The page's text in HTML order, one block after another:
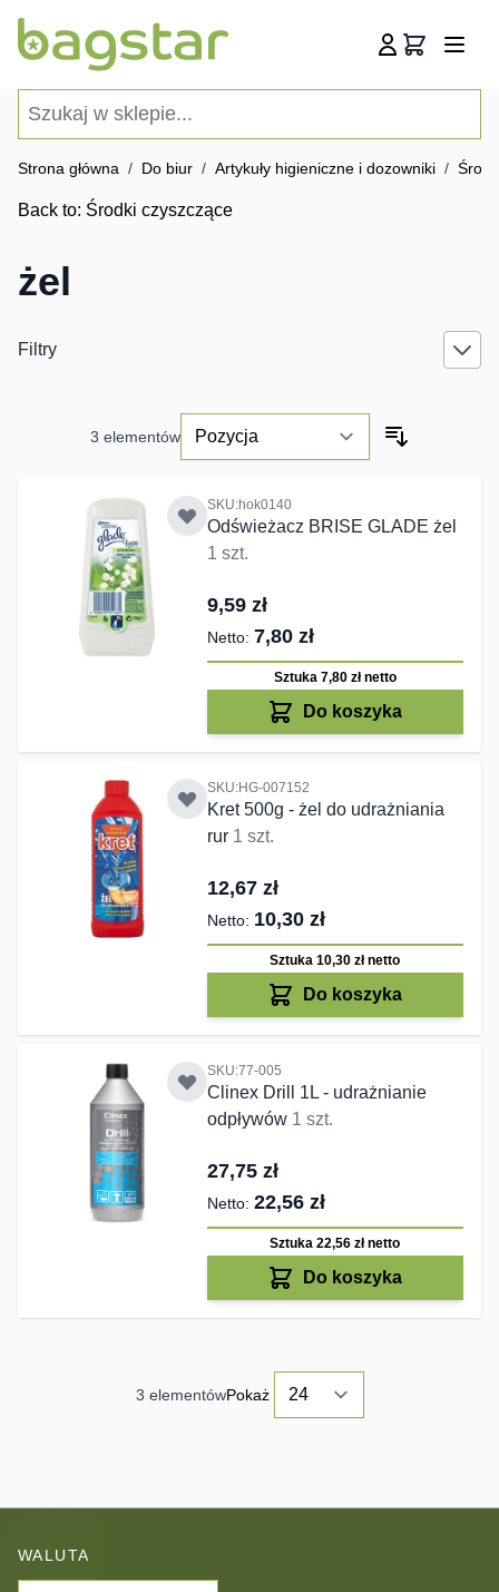
Koszyk
Strona główna / Do biur / Artykuły higieniczne i dozowniki /
Back to: Środki czyszczące
żel
Filtry
3 elementów
SKU:hok0140
Odświeżacz BRISE GLADE żel
1 szt.
9,59 zł
7,80 zł
Sztuka 7,80 złnetto
Do koszyka
SKU:HG-007152
Kret 500g - żel do udrażniania
rur 1 szt.
12,67 zł
10,30 zł
Sztuka 10,30 złnetto
Do koszyka
SKU:77-005
Clinex Drill 1L - udrażnianie
odpływów 1 szt.
27,75 zł
22,56 zł
Sztuka 22,56 złnetto
Do koszyka
3 elementówPokaż
WALUTA